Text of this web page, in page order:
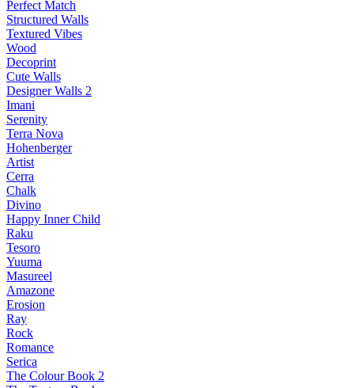
Perfect Match
Structured Walls
Textured Vibes
Wood
Decoprint
Cute Walls
Designer Walls 2
Imani
Serenity
Terra Nova
Hohenberger
Artist
Cerra
Chalk
Divino
Happy Inner Child
Raku
Tesoro
Yuuma
Masureel
Amazone
Erosion
Ray
Rock
Romance
Serica
The Colour Book 2